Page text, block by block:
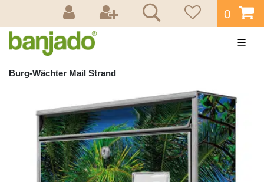
0
☰
Burg-Wächter Mail Strand